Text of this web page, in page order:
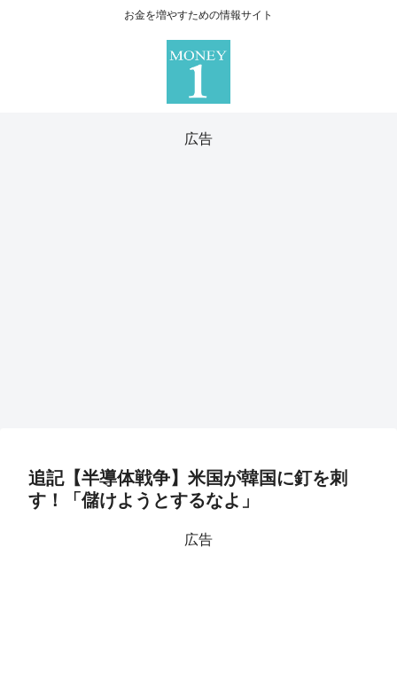
お金を増やすための情報サイト
広告
追記【半導体戦争】米国が韓国に釘を刺
す！「儲けようとするなよ」
広告